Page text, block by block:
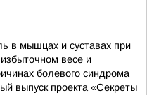
в мышцах и суставах при
весе и
болевого синдрома
выпуск проекта «Секреты